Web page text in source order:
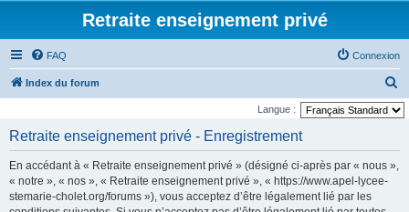
Retraite enseignement privé
FAQ Connexion
Index du forum
e
Langue :
Retraite enseignement privé - Enregistrement
En accédant à « Retraite enseignement privé » (désigné ci-après par « nous »,
« notre », « nos », « Retraite enseignement privé », « https://www.apel-lycee-
stemarie-cholet.org/forums »), vous acceptez d’être légalement lié par les